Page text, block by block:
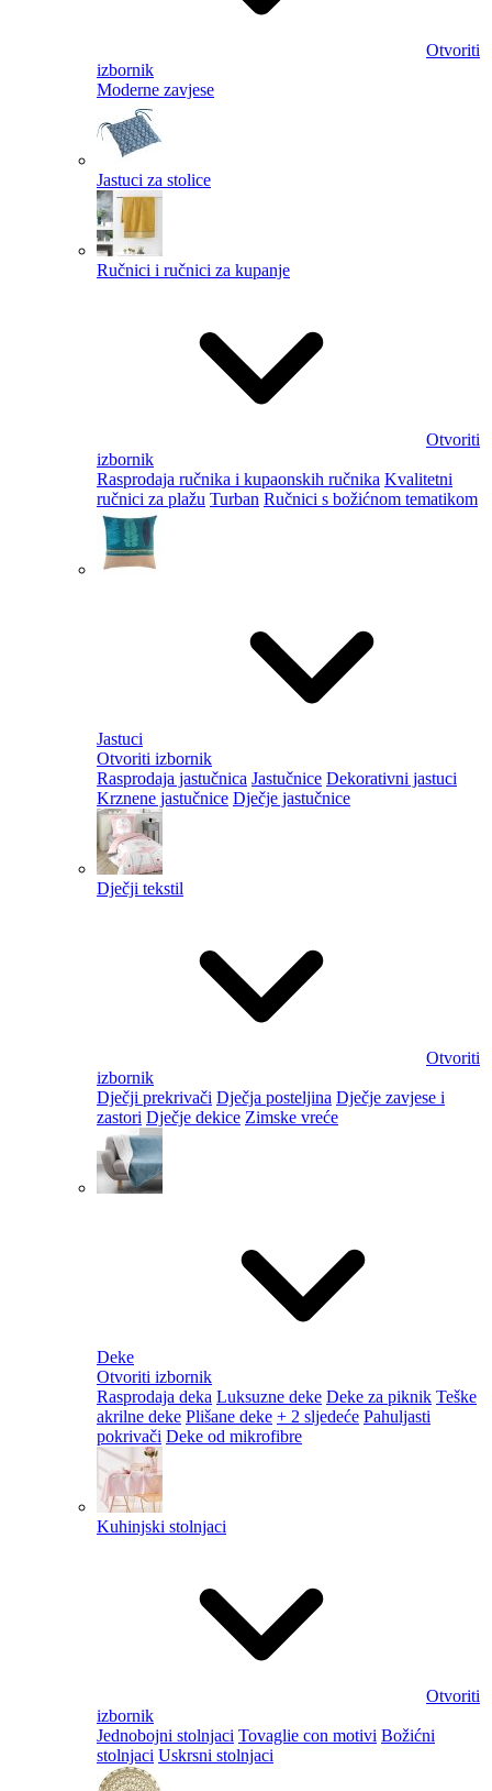
Otvoriti
izbornik
Moderne zavjese
Jastuci za stolice
Ručnici i ručnici za kupanje
Otvoriti
izbornik
Rasprodaja ručnika i kupaonskih ručnika Kvalitetni
ručnici za plažu Turban Ručnici s božićnom tematikom
Jastuci
Otvoriti izbornik
Rasprodaja jastučnica Jastučnice Dekorativni jastuci
Krznene jastučnice Dječje jastučnice
Dječji tekstil
Otvoriti
izbornik
Dječji prekrivači Dječja posteljina Dječje zavjese i
zastori Dječje dekice Zimske vreće
Deke
Otvoriti izbornik
Rasprodaja deka Luksuzne deke Deke za piknik Teške
akrilne deke Plišane deke + 2 sljedeće Pahuljasti
pokrivači Deke od mikrofibre
Kuhinjski stolnjaci
Otvoriti
izbornik
Jednobojni stolnjaci Tovaglie con motivi Božićni
stolnjaci Uskrsni stolnjaci